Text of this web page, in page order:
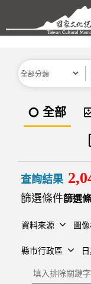
跳到主要內容區塊
分類
全部
查詢結果
篩選條件
資料來源 圖
縣市行政區
排除關鍵字